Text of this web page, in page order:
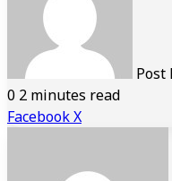
Post
0 2 minutes read
FacebookXLinkedIn
Tumblr
Pinterest
Reddit
VKontakte
Share
Print